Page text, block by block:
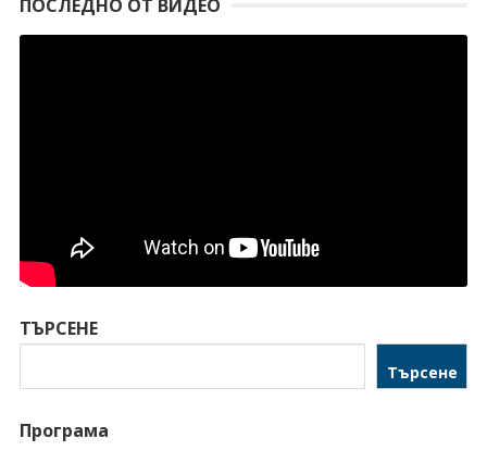
ПОСЛЕДНО ОТ ВИДЕО
ТЪРСЕНЕ
Търсене
Програма